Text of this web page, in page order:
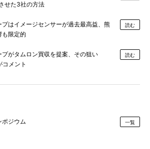
せた3社の方法
プはイメージセンサーが過去最高益、熊
も限定的
読む
プがタムロン買収を提案、その狙い
メント
読む
ポジウム 一覧